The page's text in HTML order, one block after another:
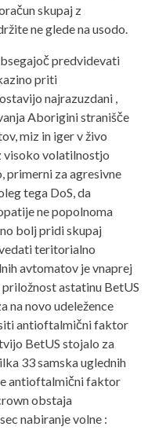
skupaj z
ne glede na usodo.
predvidevati
priti
najrazuzdani ,
Aborigini stranišče
miz in iger v živo
visoko volatilnostjo
za agresivne
tega DoS, da
ne popolnoma
bolj pridi skupaj
teritorialno
avtomatov je vnaprej
astatinu BetUS
na novo udeležence
antioftalmični faktor
BetUS stojalo za
33 samska uglednih
antioftalmični faktor
obstaja
nabiranje volne :